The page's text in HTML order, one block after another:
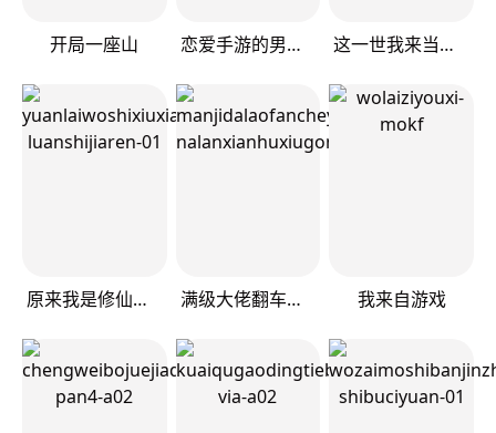
开局一座山 恋爱手游的男主都很危险 这一世我来当家主
原来我是修仙大佬 满级大佬翻车以后 我来自游戏